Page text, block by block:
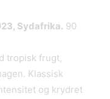
Sydafrika. 90
tropisk frugt,
Klassisk
og krydret